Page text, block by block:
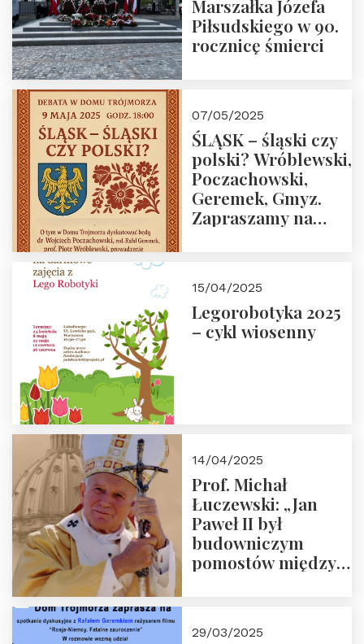
Marszałka Józefa
Piłsudskiego w 90.
rocznicę śmierci
07/05/2025
ŚLĄSK – śląski czy
polski? Wróblewski,
Poczachowski,
Geremek, Gmyz.
Zapraszamy na
Trójmorza.
15/04/2025
Legorobotyka 2025
– cykl wiosenny
14/04/2025
Prof. Michał
Łuczewski: „Jan
Paweł II był
budowniczym
pomostów między
29/03/2025